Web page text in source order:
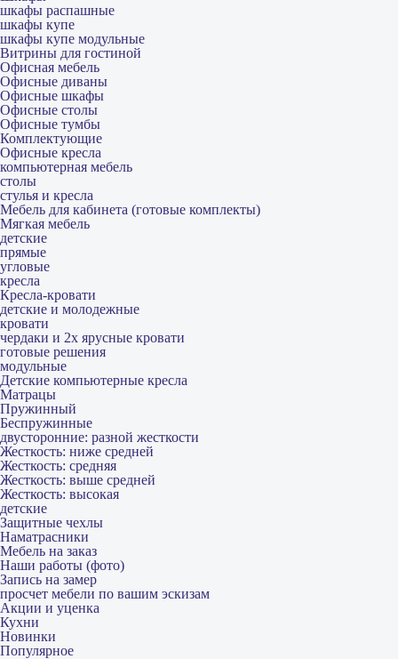
шкафы распашные
шкафы купе
шкафы купе модульные
Витрины для гостиной
Офисная мебель
Офисные диваны
Офисные шкафы
Офисные столы
Офисные тумбы
Комплектующие
Офисные кресла
компьютерная мебель
столы
стулья и кресла
Мебель для кабинета (готовые комплекты)
Мягкая мебель
детские
прямые
угловые
кресла
Кресла-кровати
детские и молодежные
кровати
чердаки и 2х ярусные кровати
готовые решения
модульные
Детские компьютерные кресла
Матрацы
Пружинный
Беспружинные
двусторонние: разной жесткости
Жесткость: ниже средней
Жесткость: средняя
Жесткость: выше средней
Жесткость: высокая
детские
Защитные чехлы
Наматрасники
Мебель на заказ
Наши работы (фото)
Запись на замер
просчет мебели по вашим эскизам
Акции и уценка
Кухни
Новинки
Популярное